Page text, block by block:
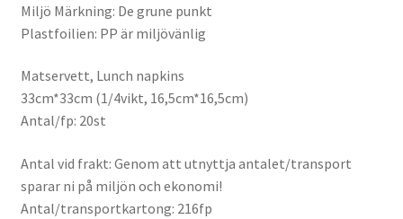
Miljö Märkning: De grune punkt
Plastfoilien: PP är miljövänlig
Matservett, Lunch napkins
33cm*33cm (1/4vikt, 16,5cm*16,5cm)
Antal/fp: 20st
Antal vid frakt: Genom att utnyttja antalet/transport
sparar ni på miljön och ekonomi!
Antal/transportkartong: 216fp